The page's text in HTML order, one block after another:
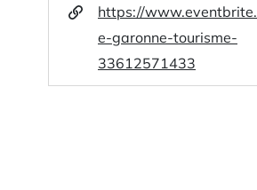
https://
e-garonne-tourisme-
33612571433